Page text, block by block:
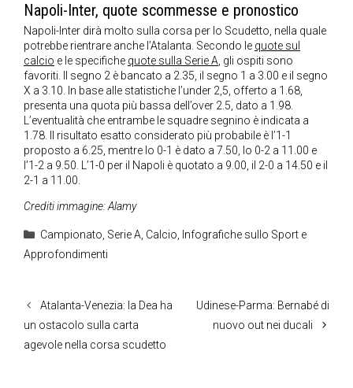
Napoli-Inter, quote scommesse e pronostico
Napoli-Inter dirà molto sulla corsa per lo Scudetto, nella quale
potrebbe rientrare anche l’Atalanta. Secondo le quote sul
calcio e le specifiche quote sulla Serie A, gli ospiti sono
favoriti. Il segno 2 è bancato a 2.35, il segno 1 a 3.00 e il segno
X a 3.10. In base alle statistiche l’under 2,5, offerto a 1.68,
presenta una quota più bassa dell’over 2.5, dato a 1.98.
L’eventualità che entrambe le squadre segnino è indicata a
1.78. Il risultato esatto considerato più probabile è l’1-1
proposto a 6.25, mentre lo 0-1 è dato a 7.50, lo 0-2 a 11.00 e
l’1-2 a 9.50. L’1-0 per il Napoli è quotato a 9.00, il 2-0 a 14.50 e il
2-1 a 11.00.
Crediti immagine: Alamy
Categorie
Campionato, Serie A, Calcio, Infografiche sullo Sport e
Approfondimenti
Atalanta-Venezia: la Dea ha
un ostacolo sulla carta
agevole nella corsa scudetto
Udinese-Parma: Bernabé di
nuovo out nei ducali